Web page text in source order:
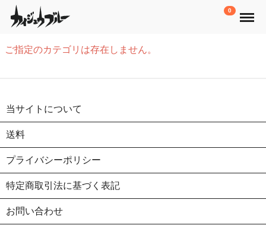
0 Menu
ご指定のカテゴリは存在しません。
当サイトについて
送料
プライバシーポリシー
特定商取引法に基づく表記
お問い合わせ